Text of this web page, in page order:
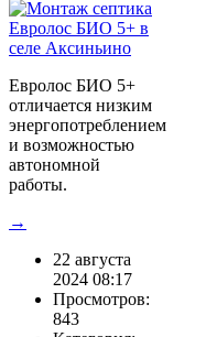
Евролос БИО 5+
отличается низким
энергопотреблением
и возможностью
автономной
работы.
→
22 августа
2024 08:17
Просмотров:
843